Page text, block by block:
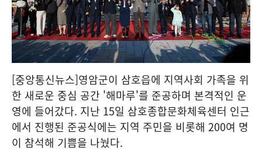
[중앙통신뉴스]영암군이 삼호읍에 지역사회 가족을 위
한 새로운 중심 공간 '해마루'를 준공하며 본격적인 운
영에 들어갔다. 지난 15일 삼호종합문화체육센터 인근
에서 진행된 준공식에는 지역 주민을 비롯해 200여 명
이 참석해 기쁨을 나눴다.